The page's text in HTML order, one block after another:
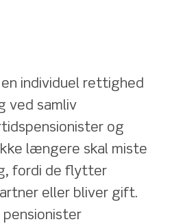
individuel rettighed
ved samliv
og
længere skal miste
fordi de flytter
eller bliver gift.
pensionister